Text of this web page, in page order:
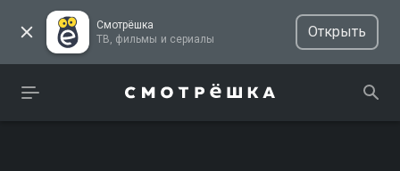
Смотрёшка
ТВ, фильмы и сериалы
Открыть